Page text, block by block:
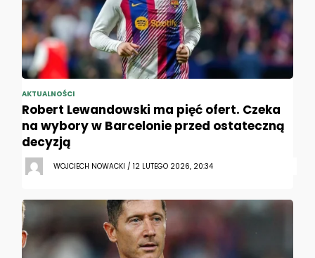
AKTUALNOŚCI
Robert Lewandowski ma pięć ofert. Czeka
na wybory w Barcelonie przed ostateczną
decyzją
WOJCIECH NOWACKI / 12 LUTEGO 2026, 20:34